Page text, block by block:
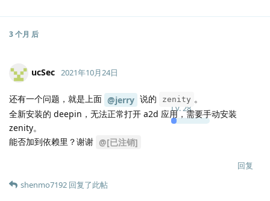
3 个月 后
ucSec
Lv.28
2021年10月24日
还有一个问题，就是上面 @jerry 说的 zenity 。
全新安装的 deepin，无法正常打开 a2d 应用，需要手动安装
zenity。
能否加到依赖里？谢谢 @[已注销]
回复
shenmo7192 回复了此帖